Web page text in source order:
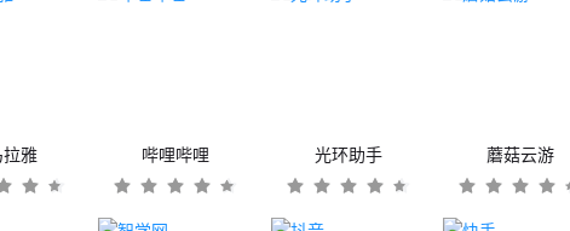
雅 哔哩哔哩 光环助手 蘑菇云游